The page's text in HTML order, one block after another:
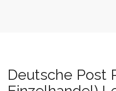
Deutsche Post